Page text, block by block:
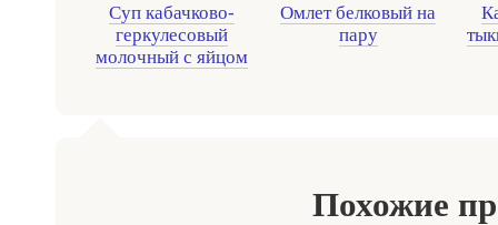
Суп кабачково-
геркулесовый
молочный с яйцом
Омлет белковый на
пару
Похожие